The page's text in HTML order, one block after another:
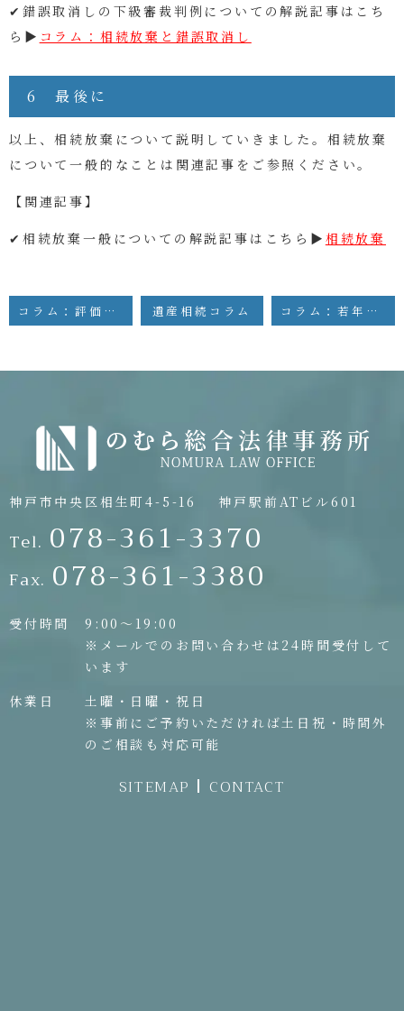
✔錯誤取消しの下級審裁判例についての解説記事はこち
ら▶ コラム：相続放棄と錯誤取消し
6 最後に
以上、相続放棄について説明していきました。相続放棄
について一般的なことは関連記事をご参照ください。
【関連記事】
✔相続放棄一般についての解説記事はこちら▶ 相続放棄
コラム：評価損の請求 遺産相続コラム コラム：若年の労働者が交通事故に遭った場合の逸失利益
神戸市中央区相生町4-5-16 神戸駅前ATビル601
Tel. 078-361-3370
Fax. 078-361-3380
受付時間
9:00〜19:00
※メールでのお問い合わせは24時間受付して
います
休業日
土曜・日曜・祝日
※事前にご予約いただければ土日祝・時間外
のご相談も対応可能
SITEMAP CONTACT